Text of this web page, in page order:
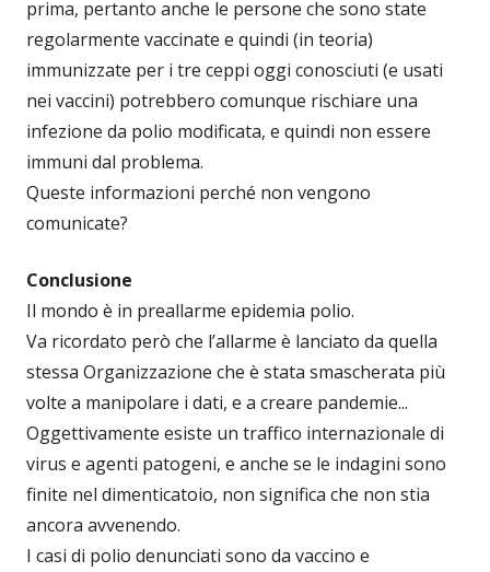
prima, pertanto anche le persone che sono state
regolarmente vaccinate e quindi (in teoria)
immunizzate per i tre ceppi oggi conosciuti (e usati
nei vaccini) potrebbero comunque rischiare una
infezione da polio modificata, e quindi non essere
immuni dal problema.
Queste informazioni perché non vengono
comunicate?
Conclusione
Il mondo è in preallarme epidemia polio.
Va ricordato però che l’allarme è lanciato da quella
stessa Organizzazione che è stata smascherata più
volte a manipolare i dati, e a creare pandemie...
Oggettivamente esiste un traffico internazionale di
virus e agenti patogeni, e anche se le indagini sono
finite nel dimenticatoio, non significa che non stia
ancora avvenendo.
I casi di polio denunciati sono da vaccino e